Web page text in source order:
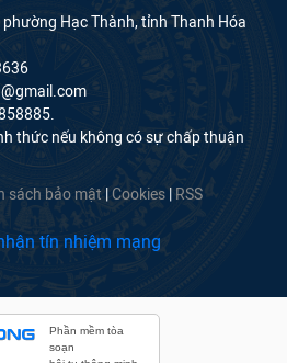
Hạc Thành, tỉnh Thanh Hóa
thức nếu không có sự chấp thuận
sách bảo mật Cookies RSS
Phần mềm tòa
soạn